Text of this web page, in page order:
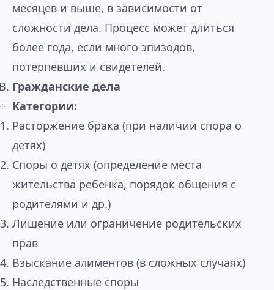
месяцев и выше, в зависимости от
сложности дела. Процесс может длиться
более года, если много эпизодов,
потерпевших и свидетелей.
Гражданские дела
Категории:
Расторжение брака (при наличии спора о
детях)
Споры о детях (определение места
жительства ребенка, порядок общения с
родителями и др.)
Лишение или ограничение родительских
прав
Взыскание алиментов (в сложных случаях)
Наследственные споры